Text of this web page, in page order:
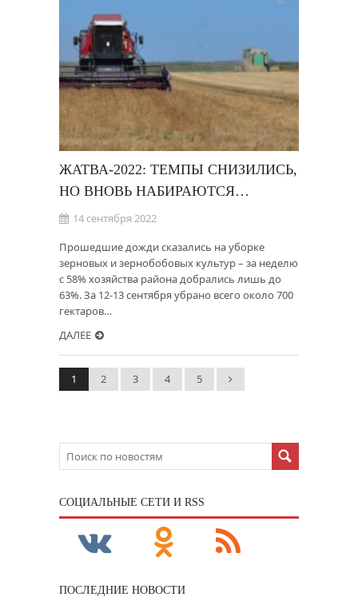
ЖАТВА-2022: ТЕМПЫ СНИЗИЛИСЬ,
НО ВНОВЬ НАБИРАЮТСЯ…
14 сентября 2022
Прошедшие дожди сказались на уборке
зерновых и зернобобовых культур – за неделю
с 58% хозяйства района добрались лишь до
63%. За 12-13 сентября убрано всего около 700
гектаров…
ДАЛЕЕ
1 2 3 4 5
CОЦИАЛЬНЫЕ СЕТИ И RSS
ПОСЛЕДНИЕ НОВОСТИ